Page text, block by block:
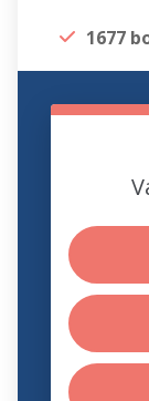
1677